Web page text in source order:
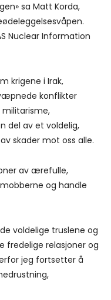
sa Matt Korda,
Nuclear Information
krigene i Irak,
konflikter
del av et voldelig,
skader mot oss alle.
av ærefulle,
og handle
voldelige truslene og
relasjoner og
jeg fortsetter å